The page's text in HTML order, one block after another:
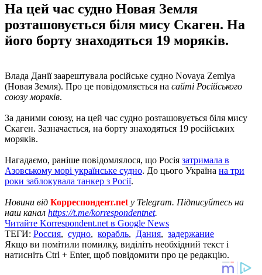
На цей час судно Новая Земля
розташовується біля мису Скаген. На
його борту знаходяться 19 моряків.
Влада Данії заарештувала російське судно Novaya Zemlya
(Новая Земля). Про це повідомляється на сайті Російського
союзу моряків.
За даними союзу, на цей час судно розташовується біля мису
Скаген. Зазначається, на борту знаходяться 19 російських
моряків.
Нагадаємо, раніше повідомлялося, що Росія затримала в
Азовському морі українське судно. До цього Україна на три
роки заблокувала танкер з Росії.
Новини від Корреспондент.net у Telegram. Підписуйтесь на
наш канал https://t.me/korrespondentnet.
Читайте Korrespondent.net в Google News
ТЕГИ: Россия, судно, корабль, Дания, задержание
Якщо ви помітили помилку, виділіть необхідний текст і
натисніть Ctrl + Enter, щоб повідомити про це редакцію.